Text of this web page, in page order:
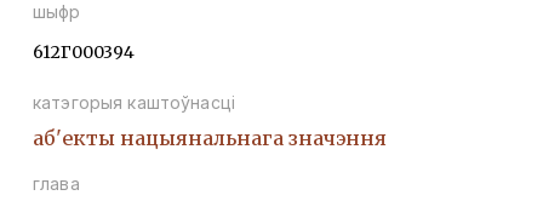
шыфр
612Г000394
катэгорыя каштоўнасці
аб'екты нацыянальнага значэння
глава